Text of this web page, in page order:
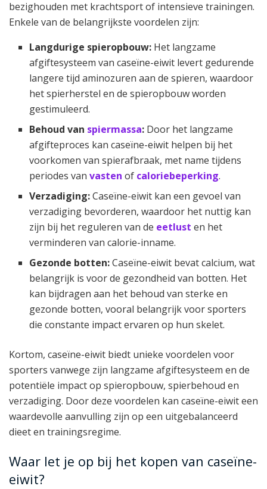
bezighouden met krachtsport of intensieve trainingen.
Enkele van de belangrijkste voordelen zijn:
Langdurige spieropbouw: Het langzame
afgiftesysteem van caseïne-eiwit levert gedurende
langere tijd aminozuren aan de spieren, waardoor
het spierherstel en de spieropbouw worden
gestimuleerd.
Behoud van spiermassa: Door het langzame
afgifteproces kan caseïne-eiwit helpen bij het
voorkomen van spierafbraak, met name tijdens
periodes vanvasten of caloriebeperking.
Verzadiging:Caseïne-eiwit kan een gevoel van
verzadiging bevorderen, waardoor het nuttig kan
zijn bij het reguleren van de eetlust en het
verminderen van calorie-inname.
Gezonde botten:Caseïne-eiwit bevat calcium, wat
belangrijk is voor de gezondheid van botten. Het
kan bijdragen aan het behoud van sterke en
gezonde botten, vooral belangrijk voor sporters
die constante impact ervaren op hun skelet.
Kortom, caseïne-eiwit biedt unieke voordelen voor
sporters vanwege zijn langzame afgiftesysteem en de
potentiële impact op spieropbouw, spierbehoud en
verzadiging. Door deze voordelen kan caseïne-eiwit een
waardevolle aanvulling zijn op een uitgebalanceerd
dieet en trainingsregime.
Waar let je op bij het kopen van caseïne-
eiwit?